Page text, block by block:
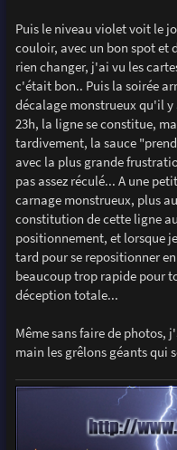
Puis le niveau violet voit le
couloir, avec un bon spot et
rien changer, j'ai vu les
c'était bon.. Puis la soirée
décalage monstrueux qu'il y
23h, la ligne se constitue,
tardivement, la sauce
avec la plus grande
pas assez réculé... A une
carnage monstrueux, plus
constitution de cette ligne
positionnement, et lorsque
tard pour se repositionner
beaucoup trop rapide pour
déception totale...
Même sans faire de photos,
main les grêlons géants qui